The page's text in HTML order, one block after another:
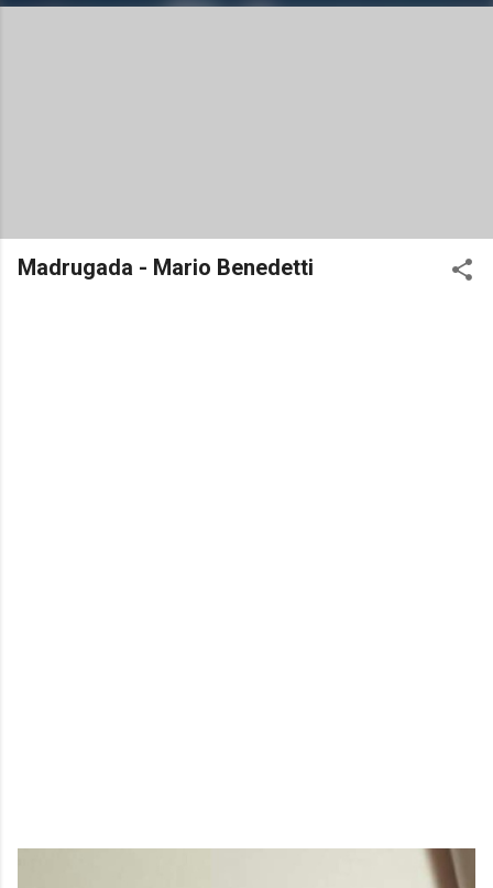
Madrugada - Mario Benedetti